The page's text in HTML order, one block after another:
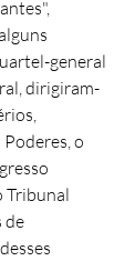
general
dirigiram-
o
Tribunal
de